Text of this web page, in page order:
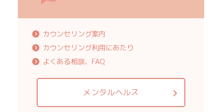
カウンセリング案内
カウンセリング利用にあたり
よくある相談、FAQ
メンタルヘルス